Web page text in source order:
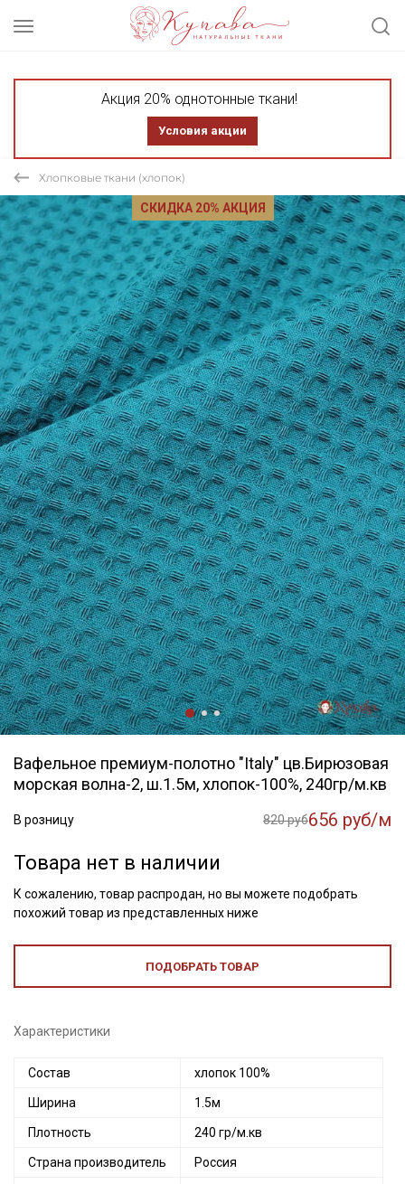
Акция 20% однотонные ткани!
Условия акции
Хлопковые ткани (хлопок)
СКИДКА 20% АКЦИЯ
Вафельное премиум-полотно "Italy" цв.Бирюзовая
морская волна-2, ш.1.5м, хлопок-100%, 240гр/м.кв
В розницу 820 руб656 руб/м
Товара нет в наличии
К сожалению, товар распродан, но вы можете подобрать
похожий товар из представленных ниже
ПОДОБРАТЬ ТОВАР
Характеристики
Состав хлопок 100%
Ширина 1.5м
Плотность 240 гр/м.кв
Страна производитель Россия